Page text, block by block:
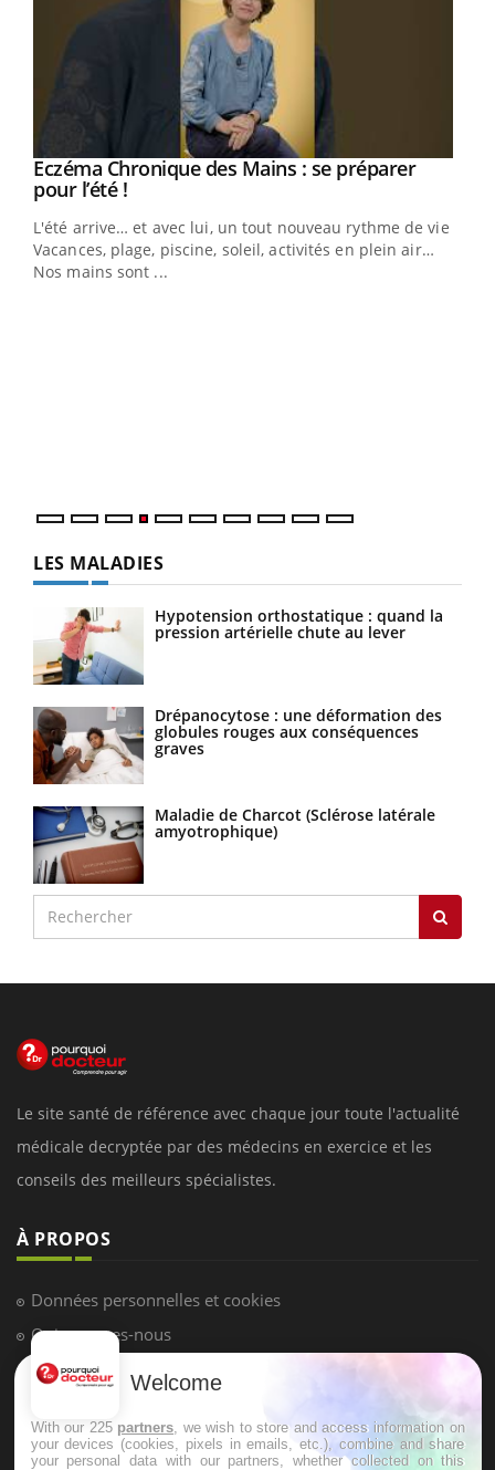
Youtube
Eczéma Chronique des Mains : se préparer
pour l’été !Youtube
L'été arrive… et avec lui, un tout nouveau rythme de vie !
Vacances, plage, piscine, soleil, activités en plein air…
Nos mains sont ...
LES MALADIES
Hypotension orthostatique : quand la
pression artérielle chute au lever
Drépanocytose : une déformation des
globules rouges aux conséquences
graves
Maladie de Charcot (Sclérose latérale
amyotrophique)
Le site santé de référence avec chaque jour toute l'actualité
médicale decryptée par des médecins en exercice et les
conseils des meilleurs spécialistes.
À PROPOS
Données personnelles et cookies
Qui sommes-nous
Conditions d'utilisation
Mentions Légales
Welcome
With our 225 partners , we wish to store and access information on
your devices (cookies, pixels in emails, etc.), combine and share
your personal data with our partners, whether collected on this